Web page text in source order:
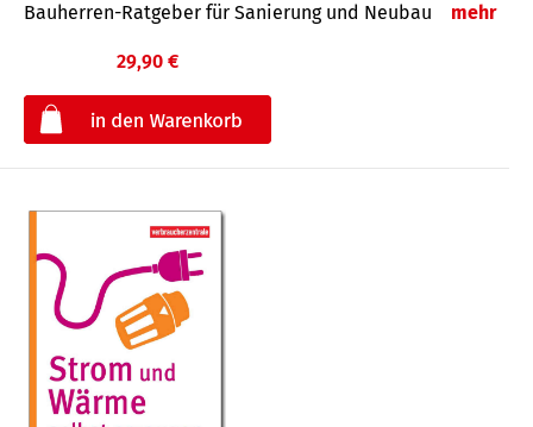
Bauherren-Ratgeber für Sanierung und Neubau mehr
29,90 €